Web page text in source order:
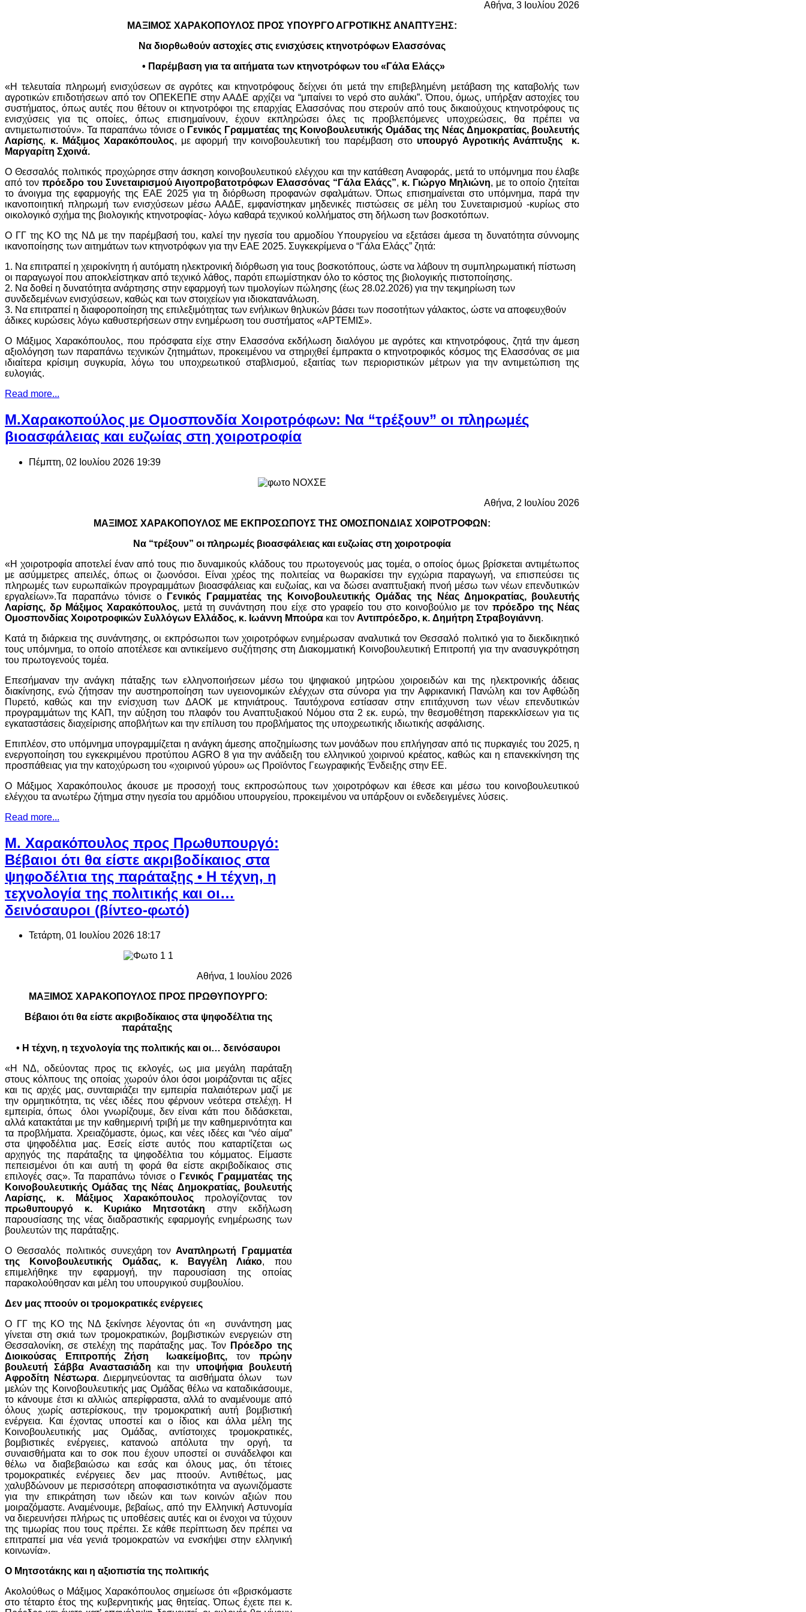
Αθήνα, 3 Ιουλίου 2026
ΜΑΞΙΜΟΣ ΧΑΡΑΚΟΠΟΥΛΟΣ ΠΡΟΣ ΥΠΟΥΡΓΟ ΑΓΡΟΤΙΚΗΣ ΑΝΑΠΤΥΞΗΣ:
Να διορθωθούν αστοχίες στις ενισχύσεις κτηνοτρόφων Ελασσόνας
• Παρέμβαση για τα αιτήματα των κτηνοτρόφων του «Γάλα Ελάςς»
«Η τελευταία πληρωμή ενισχύσεων σε αγρότες και κτηνοτρόφους δείχνει ότι μετά την επιβεβλημένη μετάβαση της καταβολής των
αγροτικών επιδοτήσεων από τον ΟΠΕΚΕΠΕ στην ΑΑΔΕ αρχίζει να “μπαίνει το νερό στο αυλάκι”. Όπου, όμως, υπήρξαν αστοχίες του
συστήματος, όπως αυτές που θέτουν οι κτηνοτρόφοι της επαρχίας Ελασσόνας που στερούν από τους δικαιούχους κτηνοτρόφους τις
ενισχύσεις για τις οποίες, όπως επισημαίνουν, έχουν εκπληρώσει όλες τις προβλεπόμενες υποχρεώσεις, θα πρέπει να
αντιμετωπιστούν». Τα παραπάνω τόνισε ο Γενικός Γραμματέας της Κοινοβουλευτικής Ομάδας της Νέας Δημοκρατίας, βουλευτής
Λαρίσης, κ. Μάξιμος Χαρακόπουλος, με αφορμή την κοινοβουλευτική του παρέμβαση στο υπουργό Αγροτικής Ανάπτυξης κ.
Μαργαρίτη Σχοινά.
Ο Θεσσαλός πολιτικός προχώρησε στην άσκηση κοινοβουλευτικού ελέγχου και την κατάθεση Αναφοράς, μετά το υπόμνημα που έλαβε
από τον πρόεδρο του Συνεταιρισμού Αιγοπροβατοτρόφων Ελασσόνας “Γάλα Ελάςς”, κ. Γιώργο Μηλιώνη, με το οποίο ζητείται
το άνοιγμα της εφαρμογής της ΕΑΕ 2025 για τη διόρθωση προφανών σφαλμάτων. Όπως επισημαίνεται στο υπόμνημα, παρά την
ικανοποιητική πληρωμή των ενισχύσεων μέσω ΑΑΔΕ, εμφανίστηκαν μηδενικές πιστώσεις σε μέλη του Συνεταιρισμού -κυρίως στο
οικολογικό σχήμα της βιολογικής κτηνοτροφίας- λόγω καθαρά τεχνικού κολλήματος στη δήλωση των βοσκοτόπων.
Ο ΓΓ της ΚΟ της ΝΔ με την παρέμβασή του, καλεί την ηγεσία του αρμοδίου Υπουργείου να εξετάσει άμεσα τη δυνατότητα σύννομης
ικανοποίησης των αιτημάτων των κτηνοτρόφων για την ΕΑΕ 2025. Συγκεκρίμενα ο “Γάλα Ελάςς” ζητά:
1. Να επιτραπεί η χειροκίνητη ή αυτόματη ηλεκτρονική διόρθωση για τους βοσκοτόπους, ώστε να λάβουν τη συμπληρωματική πίστωση
οι παραγωγοί που αποκλείστηκαν από τεχνικό λάθος, παρότι επωμίστηκαν όλο το κόστος της βιολογικής πιστοποίησης.
2. Να δοθεί η δυνατότητα ανάρτησης στην εφαρμογή των τιμολογίων πώλησης (έως 28.02.2026) για την τεκμηρίωση των
συνδεδεμένων ενισχύσεων, καθώς και των στοιχείων για ιδιοκατανάλωση.
3. Να επιτραπεί η διαφοροποίηση της επιλεξιμότητας των ενήλικων θηλυκών βάσει των ποσοτήτων γάλακτος, ώστε να αποφευχθούν
άδικες κυρώσεις λόγω καθυστερήσεων στην ενημέρωση του συστήματος «ΑΡΤΕΜΙΣ».
Ο Μάξιμος Χαρακόπουλος, που πρόσφατα είχε στην Ελασσόνα εκδήλωση διαλόγου με αγρότες και κτηνοτρόφους, ζητά την άμεση
αξιολόγηση των παραπάνω τεχνικών ζητημάτων, προκειμένου να στηριχθεί έμπρακτα ο κτηνοτροφικός κόσμος της Ελασσόνας σε μια
ιδιαίτερα κρίσιμη συγκυρία, λόγω του υποχρεωτικού σταβλισμού, εξαιτίας των περιοριστικών μέτρων για την αντιμετώπιση της
ευλογιάς.
Read more...
Μ.Χαρακοπούλος με Ομοσπονδία Χοιροτρόφων: Να “τρέξουν” οι πληρωμές
βιοασφάλειας και ευζωίας στη χοιροτροφία
Πέμπτη, 02 Ιουλίου 2026 19:39
Αθήνα, 2 Ιουλίου 2026
ΜΑΞΙΜΟΣ ΧΑΡΑΚΟΠΟΥΛΟΣ ΜΕ ΕΚΠΡΟΣΩΠΟΥΣ ΤΗΣ ΟΜΟΣΠΟΝΔΙΑΣ ΧΟΙΡΟΤΡΟΦΩΝ:
Να “τρέξουν” οι πληρωμές βιοασφάλειας και ευζωίας στη χοιροτροφία
«Η χοιροτροφία αποτελεί έναν από τους πιο δυναμικούς κλάδους του πρωτογενούς μας τομέα, ο οποίος όμως βρίσκεται αντιμέτωπος
με ασύμμετρες απειλές, όπως οι ζωονόσοι. Είναι χρέος της πολιτείας να θωρακίσει την εγχώρια παραγωγή, να επισπεύσει τις
πληρωμές των ευρωπαϊκών προγραμμάτων βιοασφάλειας και ευζωίας, και να δώσει αναπτυξιακή πνοή μέσω των νέων επενδυτικών
εργαλείων».Τα παραπάνω τόνισε ο
Γενικός Γραμματέας της Κοινοβουλευτικής Ομάδας της Νέας Δημοκρατίας, βουλευτής
Λαρίσης, δρ Μάξιμος Χαρακόπουλος, μετά τη συνάντηση που είχε στο γραφείο του στο κοινοβούλιο με τον πρόεδρο της Νέας
Ομοσπονδίας Χοιροτροφικών Συλλόγων Ελλάδος, κ. Ιωάννη Μπούρα και τον Αντιπρόεδρο, κ. Δημήτρη Στραβογιάννη.
Κατά τη διάρκεια της συνάντησης, οι εκπρόσωποι των χοιροτρόφων ενημέρωσαν αναλυτικά τον Θεσσαλό πολιτικό για το διεκδικητικό
τους υπόμνημα, το οποίο αποτέλεσε και αντικείμενο συζήτησης στη Διακομματική Κοινοβουλευτική Επιτροπή για την ανασυγκρότηση
του πρωτογενούς τομέα.
Επεσήμαναν την ανάγκη πάταξης των ελληνοποιήσεων μέσω του ψηφιακού μητρώου χοιροειδών και της ηλεκτρονικής άδειας
διακίνησης, ενώ ζήτησαν την αυστηροποίηση των υγειονομικών ελέγχων στα σύνορα για την Αφρικανική Πανώλη και τον Αφθώδη
Πυρετό, καθώς και την ενίσχυση των ΔΑΟΚ με κτηνιάτρους. Ταυτόχρονα εστίασαν στην επιτάχυνση των νέων επενδυτικών
προγραμμάτων της ΚΑΠ, την αύξηση του πλαφόν του Αναπτυξιακού Νόμου στα 2 εκ. ευρώ, την θεσμοθέτηση παρεκκλίσεων για τις
εγκαταστάσεις διαχείρισης αποβλήτων και την επίλυση του προβλήματος της υποχρεωτικής ιδιωτικής ασφάλισης.
Επιπλέον, στο υπόμνημα υπογραμμίζεται η ανάγκη άμεσης αποζημίωσης των μονάδων που επλήγησαν από τις πυρκαγιές του 2025, η
ενεργοποίηση του εγκεκριμένου προτύπου AGRO 8 για την ανάδειξη του ελληνικού χοιρινού κρέατος, καθώς και η επανεκκίνηση της
προσπάθειας για την κατοχύρωση του «χοιρινού γύρου» ως Προϊόντος Γεωγραφικής Ένδειξης στην ΕΕ.
Ο Μάξιμος Χαρακόπουλος άκουσε με προσοχή τους εκπροσώπους των χοιροτρόφων και έθεσε και μέσω του κοινοβουλευτικού
ελέγχου τα ανωτέρω ζήτημα στην ηγεσία του αρμόδιου υπουργείου, προκειμένου να υπάρξουν οι ενδεδειγμένες λύσεις.
Read more...
Μ. Χαρακόπουλος προς Πρωθυπουργό:
Βέβαιοι ότι θα είστε ακριβοδίκαιος στα
ψηφοδέλτια της παράταξης • Η τέχνη, η
τεχνολογία της πολιτικής και οι…
δεινόσαυροι (βίντεο-φωτό)
Τετάρτη, 01 Ιουλίου 2026 18:17
Αθήνα, 1 Ιουλίου 2026
ΜΑΞΙΜΟΣ ΧΑΡΑΚΟΠΟΥΛΟΣ ΠΡΟΣ ΠΡΩΘΥΠΟΥΡΓΟ:
Βέβαιοι ότι θα είστε ακριβοδίκαιος στα ψηφοδέλτια της
παράταξης
• Η τέχνη, η τεχνολογία της πολιτικής και οι… δεινόσαυροι
«Η ΝΔ, οδεύοντας προς τις εκλογές, ως μια μεγάλη παράταξη
στους κόλπους της οποίας χωρούν όλοι όσοι μοιράζονται τις αξίες
και τις αρχές μας, συνταιριάζει την εμπειρία παλαιότερων μαζί με
την ορμητικότητα, τις νέες ιδέες που φέρνουν νεότερα στελέχη. Η
εμπειρία, όπως όλοι γνωρίζουμε, δεν είναι κάτι που διδάσκεται,
αλλά κατακτάται με την καθημερινή τριβή με την καθημερινότητα και
τα προβλήματα. Χρειαζόμαστε, όμως, και νέες ιδέες και “νέο αίμα”
στα ψηφοδέλτια μας. Εσείς είστε αυτός που καταρτίζεται ως
αρχηγός της παράταξης τα ψηφοδέλτια του κόμματος. Είμαστε
πεπεισμένοι ότι και αυτή τη φορά θα είστε ακριβοδίκαιος στις
επιλογές σας». Τα παραπάνω τόνισε ο Γενικός Γραμματέας της
Κοινοβουλευτικής Ομάδας της Νέας Δημοκρατίας, βουλευτής
Λαρίσης, κ. Μάξιμος Χαρακόπουλος προλογίζοντας τον
πρωθυπουργό κ. Κυριάκο Μητσοτάκη στην εκδήλωση
παρουσίασης της νέας διαδραστικής εφαρμογής ενημέρωσης των
βουλευτών της παράταξης.
Ο Θεσσαλός πολιτικός συνεχάρη τονΑναπληρωτή Γραμματέα
της Κοινοβουλευτικής Ομάδας, κ. Βαγγέλη Λιάκο, που
επιμελήθηκε την εφαρμογή, την παρουσίαση της οποίας
παρακολούθησαν και μέλη του υπουργικού συμβουλίου.
Δεν μας πτοούν οι τρομοκρατικές ενέργειες
Ο ΓΓ της ΚΟ της ΝΔ ξεκίνησε λέγοντας ότι «η συνάντηση μας
γίνεται στη σκιά των τρομοκρατικών, βομβιστικών ενεργειών στη
Θεσσαλονίκη, σε στελέχη της παράταξης μας. Τον Πρόεδρο της
Διοικούσας Επιτροπής Ζήση Ιωακείμοβιτς,τον πρώην
βουλευτή Σάββα Αναστασιάδη και την υποψήφια βουλευτή
Αφροδίτη Νέστωρα. Διερμηνεύοντας τα αισθήματα όλων των
μελών της Κοινοβουλευτικής μας Ομάδας θέλω να καταδικάσουμε,
το κάνουμε έτσι κι αλλιώς απερίφραστα, αλλά το αναμένουμε από
όλους χωρίς αστερίσκους, την τρομοκρατική αυτή βομβιστική
ενέργεια. Και έχοντας υποστεί και ο ίδιος και άλλα μέλη της
Κοινοβουλευτικής μας Ομάδας, αντίστοιχες τρομοκρατικές,
βομβιστικές ενέργειες, κατανοώ απόλυτα την οργή, τα
συναισθήματα και το σοκ που έχουν υποστεί οι συνάδελφοι και
θέλω να διαβεβαιώσω και εσάς και όλους μας, ότι τέτοιες
τρομοκρατικές ενέργειες δεν μας πτοούν. Αντιθέτως, μας
χαλυβδώνουν με περισσότερη αποφασιστικότητα να αγωνιζόμαστε
για την επικράτηση των ιδεών και των κοινών αξιών που
μοιραζόμαστε. Αναμένουμε, βεβαίως, από την Ελληνική Αστυνομία
να διερευνήσει πλήρως τις υποθέσεις αυτές και οι ένοχοι να τύχουν
της τιμωρίας που τους πρέπει. Σε κάθε περίπτωση δεν πρέπει να
επιτραπεί μια νέα γενιά τρομοκρατών να ενσκήψει στην ελληνική
κοινωνία».
Ο Μητσοτάκης και η αξιοπιστία της πολιτικής
Ακολούθως ο Μάξιμος Χαρακόπουλος σημείωσε ότι «βρισκόμαστε
στο τέταρτο έτος της κυβερνητικής μας θητείας. Όπως έχετε πει κ.